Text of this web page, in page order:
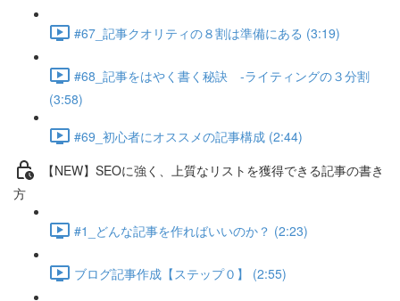
#67_記事クオリティの８割は準備にある (3:19)
#68_記事をはやく書く秘訣 -ライティングの３分割
(3:58)
#69_初心者にオススメの記事構成 (2:44)
【NEW】SEOに強く、上質なリストを獲得できる記事の書き
方
#1_どんな記事を作ればいいのか？ (2:23)
ブログ記事作成【ステップ０】 (2:55)